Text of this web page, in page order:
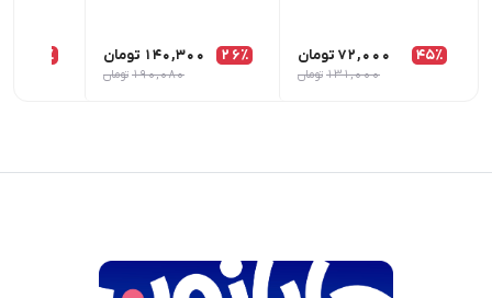
45٪ 72,000 تومان
131,000 تومان
26٪ 140,300 تومان
190,080 تومان
12٪